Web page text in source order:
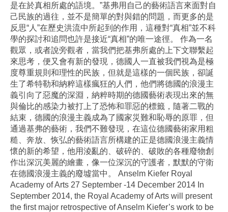
是在於真相所處的語境。”基弗用自己的藝術語言來面對自
己民族的過往，並不是簡單的對與錯的問題，而更多的是
反思“人”在歷史洪流中所起到的作用，這種對“真相”並不科
學的探討和追問也許是接近“真相”的唯一途徑。 作為一名
觀眾，或者說旁觀者，當我們把基弗所處的上下文聯繫起
來思考，便又會有新的發現，德國人一直被我們視為是極
度尊重規則和理性的民族，但就是這樣的一個民族，卻誕
生了希特勒和納粹這樣瘋狂的人們，他們將德國的浪漫主
義引向了惡魔的深淵，納粹時期的德國藝術表現出來的無
與倫比的感染力被打上了恐怖和罪惡的標籤，隨著二戰的
結束，德國的浪漫主義成為了國家災難和恥辱的原罪，但
通過基弗的藝術，我們不難發現，在這位德國藝術家用粗
糙、奔放、恢弘的藝術語言所構建的正是德國浪漫主義情
懷的新的希望，他用淩亂的、破碎的、破敗的各種廢物創
作出深沉美麗的繪畫，像一位深沉的守護者，默默的守衛
在德國浪漫主義的廢墟當中。 Anselm Kiefer Royal
Academy of Arts 27 September -14 December 2014 In
September 2014, the Royal Academy of Arts will present
the first major retrospective of Anselm Kiefer’s work to be